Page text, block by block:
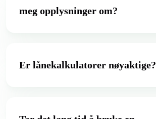
meg opplysninger om?
Er lånekalkulatorer nøyaktige?